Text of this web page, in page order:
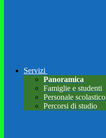
Servizi
Panoramica
Famiglie e studenti
Personale scolastico
Percorsi di studio